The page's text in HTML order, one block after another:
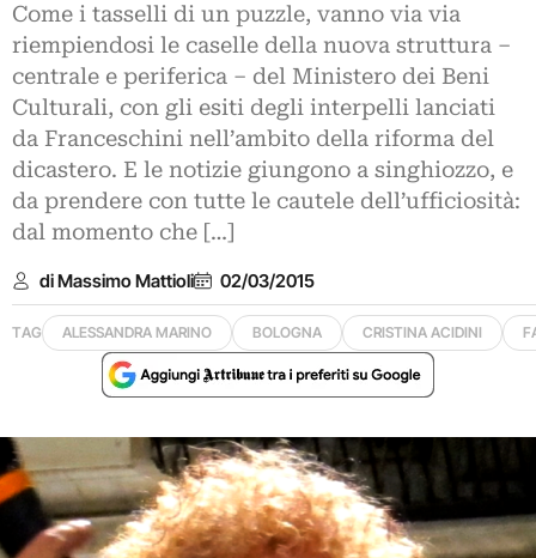
Come i tasselli di un puzzle, vanno via via
riempiendosi le caselle della nuova struttura –
centrale e periferica – del Ministero dei Beni
Culturali, con gli esiti degli interpelli lanciati
da Franceschini nell’ambito della riforma del
dicastero. E le notizie giungono a singhiozzo, e
da prendere con tutte le cautele dell’ufficiosità:
dal momento che […]
di Massimo Mattioli 02/03/2015
TAG ALESSANDRA MARINO BOLOGNA CRISTINA ACIDINI